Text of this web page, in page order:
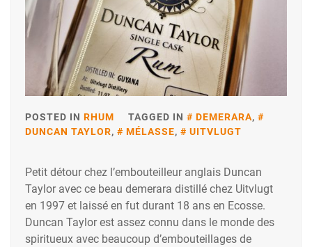
POSTED IN RHUM TAGGED IN DEMERARA,
DUNCAN TAYLOR, MÉLASSE, UITVLUGT
Petit détour chez l’embouteilleur anglais Duncan
Taylor avec ce beau demerara distillé chez Uitvlugt
en 1997 et laissé en fut durant 18 ans en Ecosse.
Duncan Taylor est assez connu dans le monde des
spiritueux avec beaucoup d’embouteillages de